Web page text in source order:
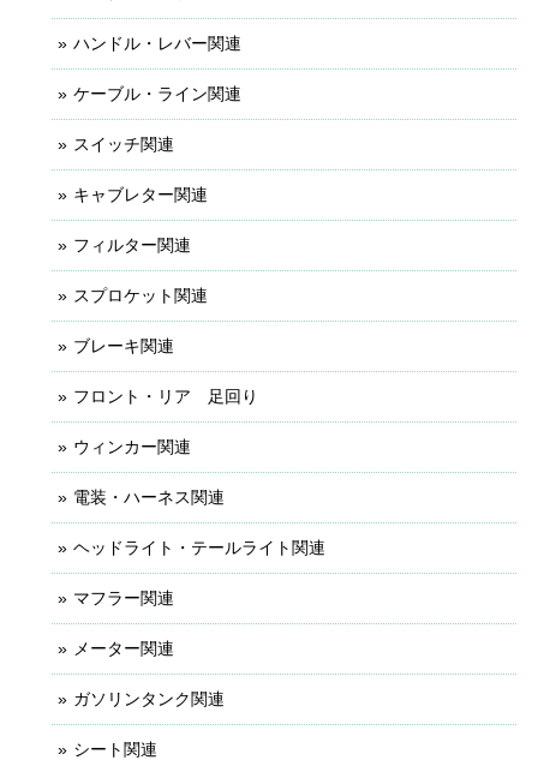
ハンドル・レバー関連
ケーブル・ライン関連
スイッチ関連
キャブレター関連
フィルター関連
スプロケット関連
ブレーキ関連
フロント・リア 足回り
ウィンカー関連
電装・ハーネス関連
ヘッドライト・テールライト関連
マフラー関連
メーター関連
ガソリンタンク関連
シート関連